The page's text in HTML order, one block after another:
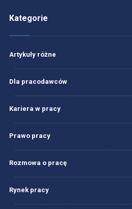
Kategorie
Artykuły różne
Dla pracodawców
Kariera w pracy
Prawo pracy
Rozmowa o pracę
Rynek pracy